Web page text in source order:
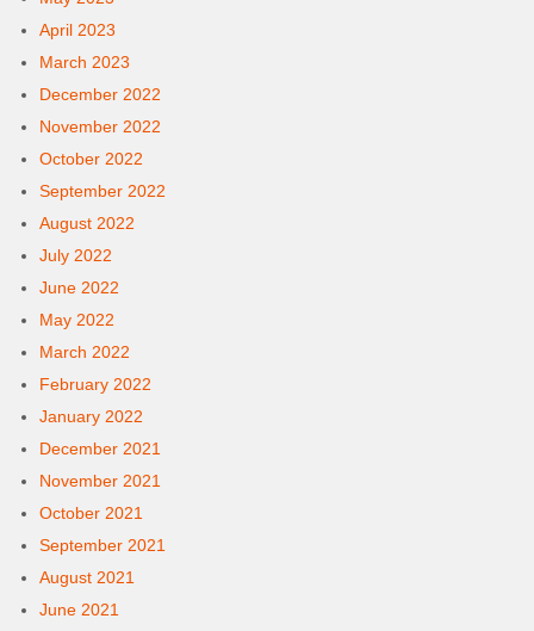
April 2023
March 2023
December 2022
November 2022
October 2022
September 2022
August 2022
July 2022
June 2022
May 2022
March 2022
February 2022
January 2022
December 2021
November 2021
October 2021
September 2021
August 2021
June 2021